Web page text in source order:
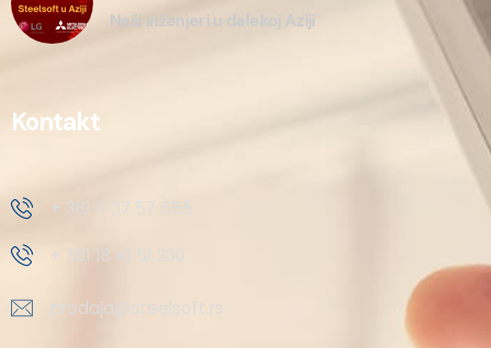
Naši inženjeri u dalekoj Aziji
Kontakt
+ 381 11 37 57 555
+ 381 18 41 51 230
prodaja@steelsoft.rs